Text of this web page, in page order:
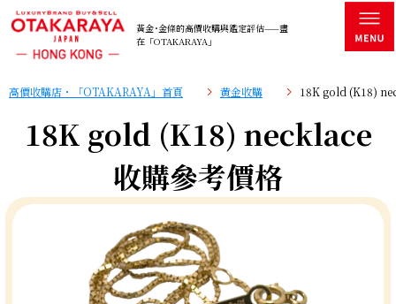
黃金･金條的高價收購與鑑定評估——盡
在「OTAKARAYA」
高價收購店・「OTAKARAYA」首頁 黄金收購 18K gold (K18)
18K gold (K18) necklace
收購參考價格